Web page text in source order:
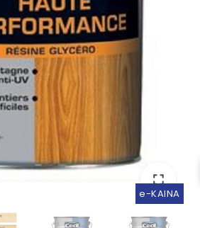
fullscreen
fullscreen
e-KAINA